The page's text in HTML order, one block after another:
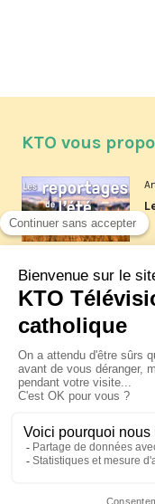
KTO vous